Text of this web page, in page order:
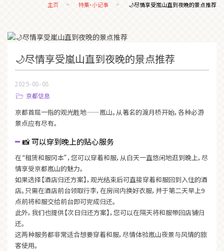
主页 特集・小记事 🌙尽情享受嵐山直到夜晚的景点推荐
🌙尽情享受嵐山直到夜晚的景点推荐
2025-08-08
京都信息
京都首屈一指的观光胜地——嵐山。从著名的渡月桥开始，各种必游
景点应有尽有。
📸 可以穿到晚上的贴心服务
在“租赁和服冈本”，您可以穿着和服，从白天一直悠闲地逛到晚上，尽
情享受京都嵐山的魅力。
如果选择【酒店归还方案】，观光结束后可直接穿着和服回到入住的酒
店。只需在酒店前台领取行李，在房间内换好衣服，并于第二天早上9
点前将和服交给前台即可完成归还。
此外，我们也提供【次日归还方案】，您可以在隔天将和服带回店铺归
还。
这两种服务都非常适合想要穿着和服，尽情体验嵐山夜景与风情的旅
客使用。